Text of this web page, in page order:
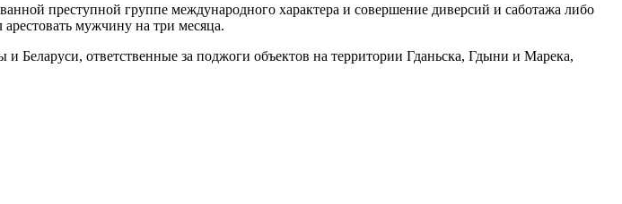
преступной группе международного характера и совершение диверсий и саботажа либо
мужчину на три месяца.
ответственные за поджоги объектов на территории Гданьска, Гдыни и Марека,